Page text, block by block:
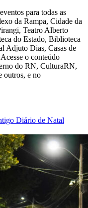
para todas as
da Rampa, Cidade da
Teatro Alberto
do Estado, Biblioteca
Adjuto Dias, Casas de
o conteúdo
do RN, CulturaRN,
outros, e no
Diário de Natal